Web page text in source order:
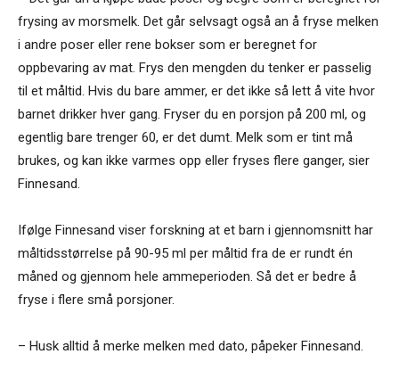
frysing av morsmelk. Det går selvsagt også an å fryse melken
i andre poser eller rene bokser som er beregnet for
oppbevaring av mat. Frys den mengden du tenker er passelig
til et måltid. Hvis du bare ammer, er det ikke så lett å vite hvor
barnet drikker hver gang. Fryser du en porsjon på 200 ml, og
egentlig bare trenger 60, er det dumt. Melk som er tint må
brukes, og kan ikke varmes opp eller fryses flere ganger, sier
Finnesand.
Ifølge Finnesand viser forskning at et barn i gjennomsnitt har
måltidsstørrelse på 90-95 ml per måltid fra de er rundt én
måned og gjennom hele ammeperioden. Så det er bedre å
fryse i flere små porsjoner.
– Husk alltid å merke melken med dato, påpeker Finnesand.